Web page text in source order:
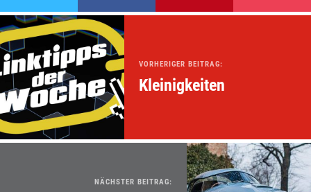
VORHERIGER BEITRAG:
Kleinigkeiten
NÄCHSTER BEITRAG: